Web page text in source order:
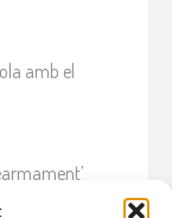
amb el